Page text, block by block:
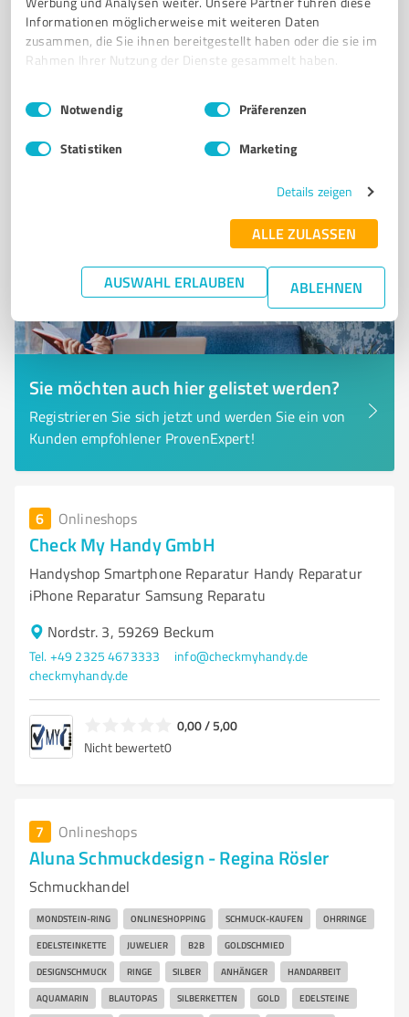
Informationen möglicherweise mit weiteren Daten
zusammen, die Sie ihnen bereitgestellt haben oder die sie im
Rahmen Ihrer Nutzung der Dienste gesammelt haben.
Impressum Datenschutzbestimmungen
Einwilligungsauswahl
Notwendig Präferenzen
Statistiken Marketing
Details zeigen
ALLE ZULASSEN
AUSWAHL ERLAUBEN ABLEHNEN
WERKSTATTAUSSTATTUNG.
Hauptstraße 121, 59302 Oelde
2 Bewertungen
Sie möchten auch hier gelistet werden?
Registrieren Sie sich jetzt und werden Sie ein von
Kunden empfohlener ProvenExpert!
6 Onlineshops
Check My Handy GmbH
Handyshop Smartphone Reparatur Handy Reparatur
iPhone Reparatur Samsung Reparatu
Nordstr. 3, 59269 Beckum
Tel. +49 2325 4673333
info@checkmyhandy.de
checkmyhandy.de
0,00 / 5,00
Nicht bewertet0
7 Onlineshops
Aluna Schmuckdesign - Regina Rösler
Schmuckhandel
MONDSTEIN-RING ONLINESHOPPING SCHMUCK-KAUFEN OHRRINGE
EDELSTEINKETTE JUWELIER B2B GOLDSCHMIED
DESIGNSCHMUCK RINGE SILBER ANHÄNGER HANDARBEIT
AQUAMARIN BLAUTOPAS SILBERKETTEN GOLD EDELSTEINE